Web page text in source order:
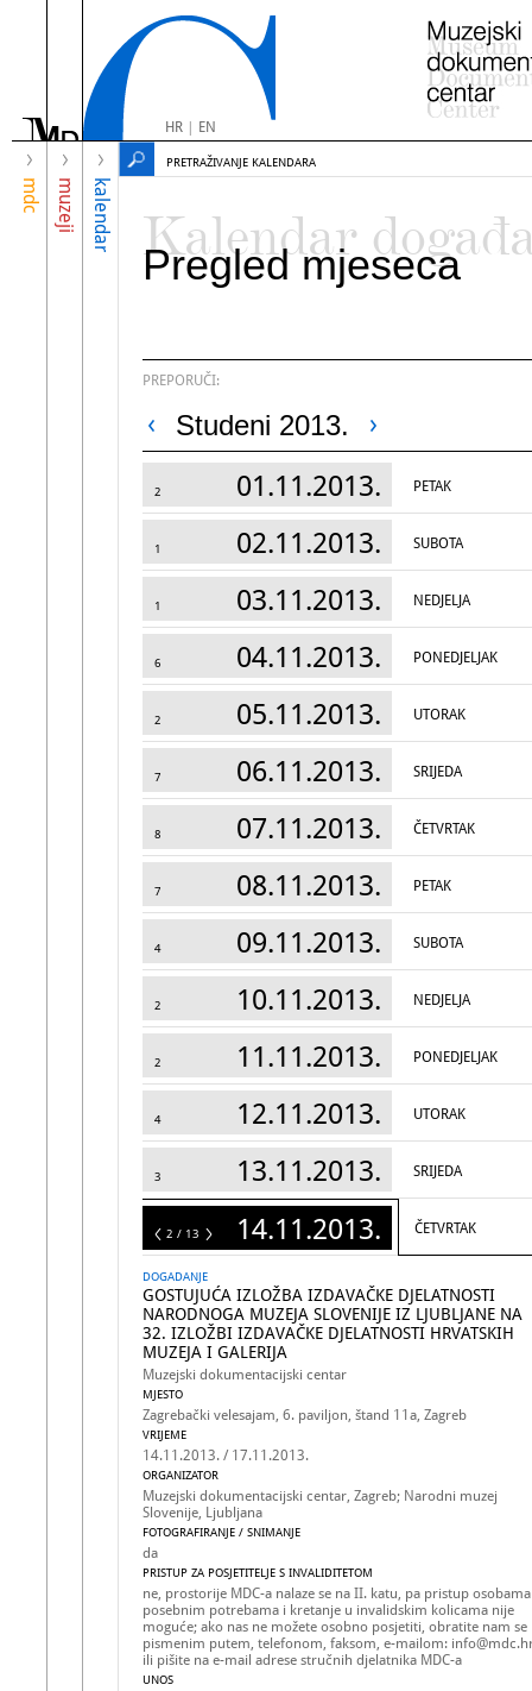
HR| EN
mdc muzeji kalendar
PRETRAŽIVANJE KALENDARA
Kalendar
Pregled mjeseca
PREPORUČI:
Studeni 2013.
2 01.11.2013. PETAK
1 02.11.2013. SUBOTA
1 03.11.2013. NEDJELJA
6 04.11.2013. PONEDJELJAK
2 05.11.2013. UTORAK
7 06.11.2013. SRIJEDA
8 07.11.2013. ČETVRTAK
7 08.11.2013. PETAK
4 09.11.2013. SUBOTA
2 10.11.2013. NEDJELJA
2 11.11.2013. PONEDJELJAK
4 12.11.2013. UTORAK
3 13.11.2013. SRIJEDA
13 14.11.2013. ČETVRTAK
2 / 13
DOGADANJE
GOSTUJUĆA IZLOŽBA IZDAVAČKE DJELATNOSTI
NARODNOGA MUZEJA SLOVENIJE IZ LJUBLJANE NA
32. IZLOŽBI IZDAVAČKE DJELATNOSTI HRVATSKIH
MUZEJA I GALERIJA
Muzejski dokumentacijski centar
MJESTO
Zagrebački velesajam, 6. paviljon, štand 11a, Zagreb
VRIJEME
14.11.2013. / 17.11.2013.
ORGANIZATOR
Muzejski dokumentacijski centar, Zagreb; Narodni muzej
Slovenije, Ljubljana
FOTOGRAFIRANJE / SNIMANJE
da
PRISTUP ZA POSJETITELJE S INVALIDITETOM
ne, prostorije MDC-a nalaze se na II. katu, pa pristup osobama
posebnim potrebama i kretanje u invalidskim kolicama nije
moguće; ako nas ne možete osobno posjetiti, obratite nam se
pismenim putem, telefonom, faksom, e-mailom:
ili pišite na e-mail adrese stručnih djelatnika MDC-a
UNOS